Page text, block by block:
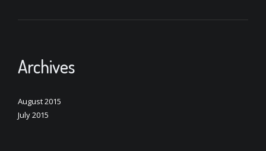
Archives
August 2015
July 2015